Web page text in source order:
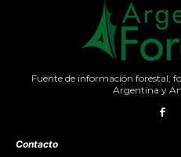
Fuente de información forestal,
Argentina y
Contacto